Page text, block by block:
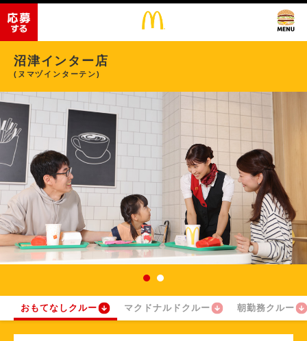
沼津インター店
(ヌマヅインターテン)
おもてなしクルー マクドナルドクルー 朝勤務クルー